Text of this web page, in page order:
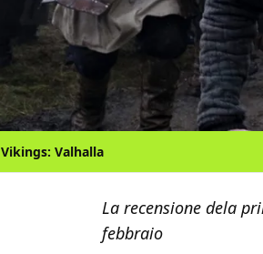
Vikings: Valhalla
La recensione dela
febbraio